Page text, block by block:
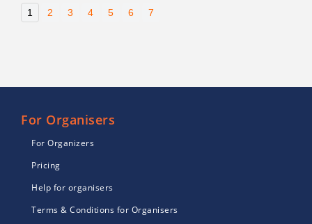
1 2 3 4 5 6 7
For Organisers
For Organizers
Pricing
Help for organisers
Terms & Conditions for Organisers